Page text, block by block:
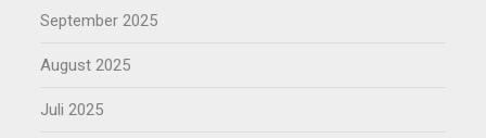
September 2025
August 2025
Juli 2025